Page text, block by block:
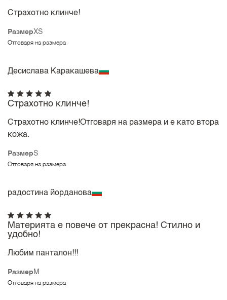
РазмерXS
Отговаря на размера
Страхотно клинче!
Десислава Каракашева
РазмерS
Отговаря на размера
Страхотно клинче!
Страхотно клинче!Отговаря на размера и е като втора
кожа.
радостина йорданова
Размер M
Отговаря на размера
Материята е повече от прекрасна! Стилно и
удобно!
Любим панталон!!!